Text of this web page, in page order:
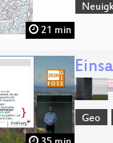
21 min
Geo